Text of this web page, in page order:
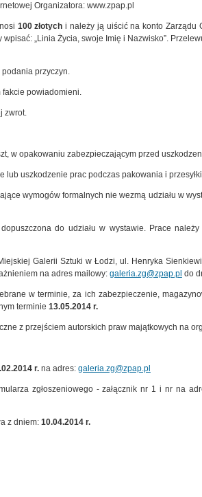
Organizatora: www.zpap.pl
100 złotych i należy ją uiścić na konto Zarządu
„Linia Życia, swoje Imię i Nazwisko”.
przyczyn.
fakcie powiadomieni.
zwrot.
w opakowaniu zabezpieczającym przed
uszkodzenie prac podczas pakowania i
wymogów formalnych nie wezmą udziału w
do udziału w wystawie. Prace
Galerii Sztuki w Łodzi, ul. Henryka
na adres mailowy: galeria.zg@zpap.pl do
w terminie, za ich zabezpieczenie,
terminie 13.05.2014 r.
z przejściem autorskich praw majątkowych na
r.na adres: galeria.zg@zpap.pl
zgłoszeniowego - załącznik nr 1 i nr na
z dniem: 10.04.2014 r.